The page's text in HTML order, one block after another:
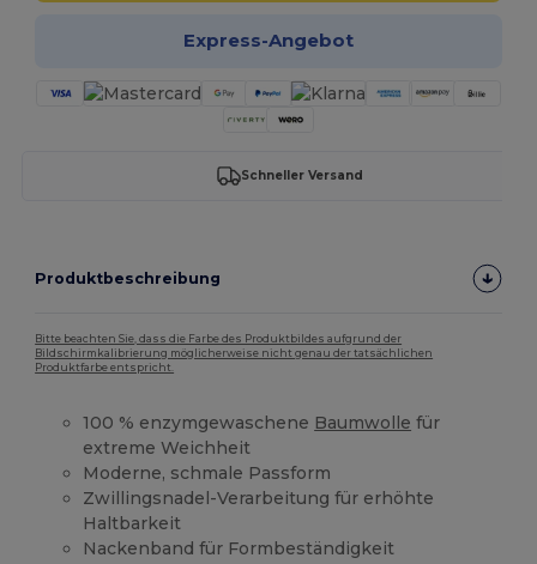
Express-Angebot
Schneller Versand
Produktbeschreibung
Bitte beachten Sie, dass die Farbe des Produktbildes aufgrund der
Bildschirmkalibrierung möglicherweise nicht genau der tatsächlichen
Produktfarbe entspricht.
100 % enzymgewaschene Baumwolle für
extreme Weichheit
Moderne, schmale Passform
Zwillingsnadel-Verarbeitung für erhöhte
Haltbarkeit
Nackenband für Formbeständigkeit